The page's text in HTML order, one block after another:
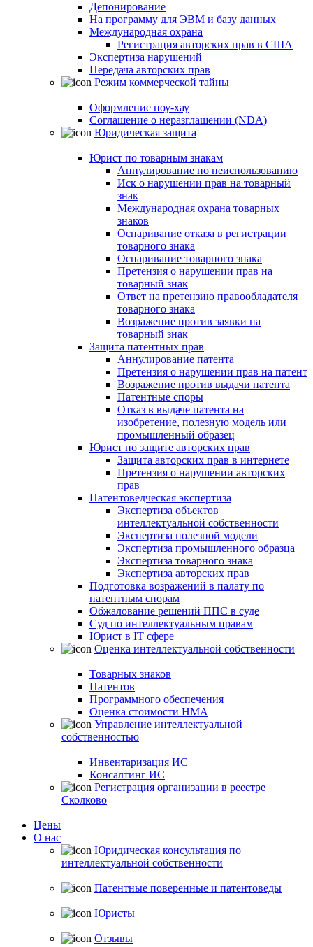
Депонирование
На программу для ЭВМ и базу данных
Международная охрана
Регистрация авторских прав в США
Экспертиза нарушений
Передача авторских прав
Режим коммерческой тайны
Оформление ноу-хау
Соглашение о неразглашении (NDA)
Юридическая защита
Юрист по товарным знакам
Аннулирование по неиспользованию
Иск о нарушении прав на товарный
знак
Международная охрана товарных
знаков
Оспаривание отказа в регистрации
товарного знака
Оспаривание товарного знака
Претензия о нарушении прав на
товарный знак
Ответ на претензию правообладателя
товарного знака
Возражение против заявки на
товарный знак
Защита патентных прав
Аннулирование патента
Претензия о нарушении прав на патент
Возражение против выдачи патента
Патентные споры
Отказ в выдаче патента на
изобретение, полезную модель или
промышленный образец
Юрист по защите авторских прав
Защита авторских прав в интернете
Претензия о нарушении авторских
прав
Патентоведческая экспертиза
Экспертиза объектов
интеллектуальной собственности
Экспертиза полезной модели
Экспертиза промышленного образца
Экспертиза товарного знака
Экспертиза авторских прав
Подготовка возражений в палату по
патентным спорам
Обжалование решений ППС в суде
Суд по интеллектуальным правам
Юрист в IT сфере
Оценка интеллектуальной собственности
Товарных знаков
Патентов
Программного обеспечения
Оценка стоимости НМА
Управление интеллектуальной
собственностью
Инвентаризация ИС
Консалтинг ИС
Регистрация организации в реестре
Сколково
Цены
О нас
Юридическая консультация по
интеллектуальной собственности
Патентные поверенные и патентоведы
Юристы
Отзывы